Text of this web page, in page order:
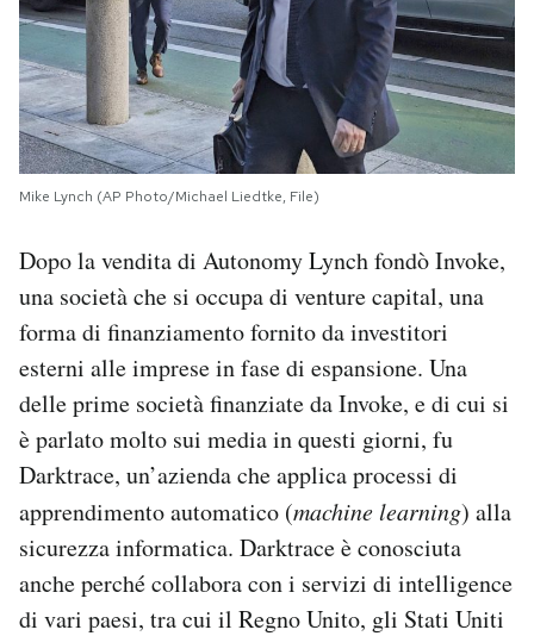
Mike Lynch (AP Photo/Michael Liedtke, File)
Dopo la vendita di Autonomy Lynch fondò Invoke,
una società che si occupa di venture capital, una
forma di finanziamento fornito da investitori
esterni alle imprese in fase di espansione. Una
delle prime società finanziate da Invoke, e di cui si
è parlato molto sui media in questi giorni, fu
Darktrace, un’azienda che applica processi di
apprendimento automatico (machine learning) alla
sicurezza informatica. Darktrace è conosciuta
anche perché collabora con i servizi di intelligence
di vari paesi, tra cui il Regno Unito, gli Stati Uniti